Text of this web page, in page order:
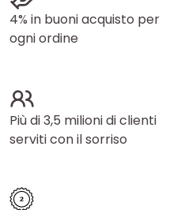
4% in buoni acquisto per
ogni ordine
Più di 3,5 milioni di clienti
serviti con il sorriso